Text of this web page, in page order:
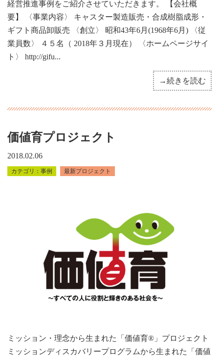
経営推進事例をご紹介させていただきます。 【会社概
要】 〈事業内容〉 キャスター製造販売・合成樹脂成形・
ギフト商品卸販売 〈創立〉 昭和43年6月(1968年6月) 〈従
業員数〉 ４５名（ 2018年３月現在） 〈ホームページサイ
ト〉 http://gifu...
→続きを読む
価値育プロジェクト
2018.02.06
事例 最新プロジェクト
ミッション・理念から生まれた「価値育®」プロジェクト
ミッションディスカバリープログラムから生まれた「価値